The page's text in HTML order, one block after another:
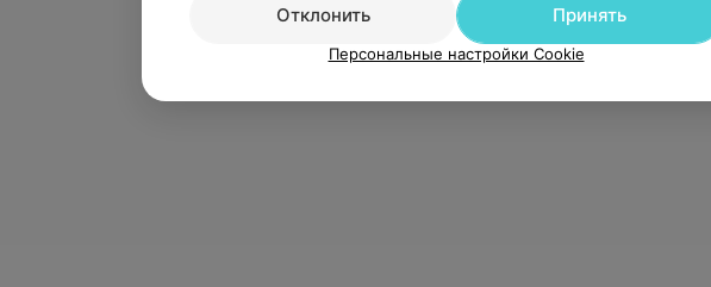
Отклонить
Принять
Персональные настройки Cookie